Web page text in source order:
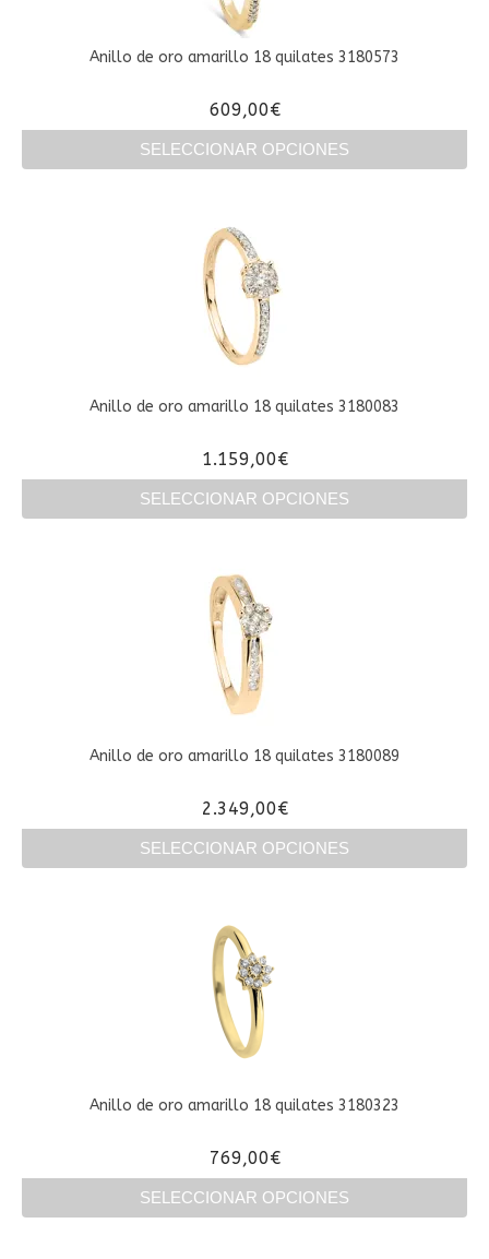
pueden
elegir
en
de
producto
Anillo de oro amarillo 18 quilates 3180573
609,00€
SELECCIONAR OPCIONES
múltiples
variantes.
Las
opciones
se
pueden
en
de
producto
Anillo de oro amarillo 18 quilates 3180083
1.159,00€
SELECCIONAR OPCIONES
múltiples
variantes.
Las
opciones
se
pueden
en
de
producto
Anillo de oro amarillo 18 quilates 3180089
2.349,00€
SELECCIONAR OPCIONES
múltiples
variantes.
Las
opciones
se
pueden
en
de
producto
Anillo de oro amarillo 18 quilates 3180323
769,00€
SELECCIONAR OPCIONES